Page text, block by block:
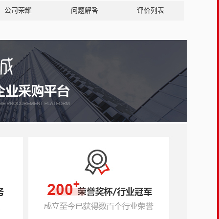
公司荣耀 问题解答 评价列表